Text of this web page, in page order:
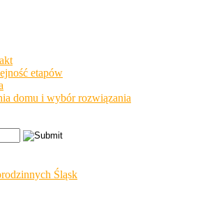
etapów
domu i wybór rozwiązania